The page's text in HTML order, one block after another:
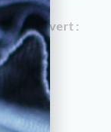
reste ouvert :